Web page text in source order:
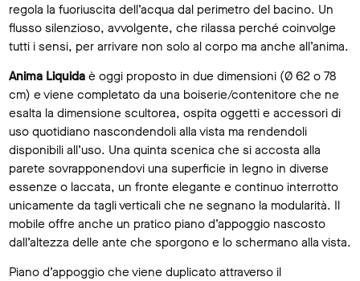
regola la fuoriuscita dell’acqua dal perimetro del bacino. Un
flusso silenzioso, avvolgente, che rilassa perché coinvolge
tutti i sensi, per arrivare non solo al corpo ma anche all’anima.
Anima Liquidaè oggi proposto in due dimensioni (Ø 62 o 78
cm) e viene completato da una boiserie/contenitore che ne
esalta la dimensione scultorea, ospita oggetti e accessori di
uso quotidiano nascondendoli alla vista ma rendendoli
disponibili all’uso. Una quinta scenica che si accosta alla
parete sovrapponendovi una superficie in legno in diverse
essenze o laccata, un fronte elegante e continuo interrotto
unicamente da tagli verticali che ne segnano la modularità. Il
mobile offre anche un pratico piano d’appoggio nascosto
dall’altezza delle ante che sporgono e lo schermano alla vista.
Piano d’appoggio che viene duplicato attraverso il